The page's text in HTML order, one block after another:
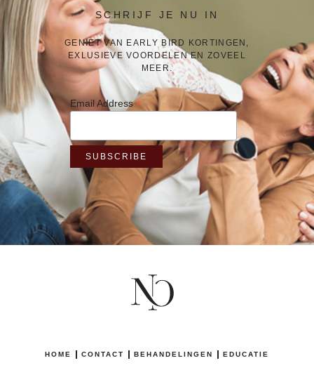
SCHRIJF JE NU IN
GENIET VAN EARLY BIRD KORTINGEN,
EXLUSIEVE VOORDELEN EN ZOVEEL
MEER.
Email Address*
HOME CONTACT BEHANDELINGEN EDUCATIE